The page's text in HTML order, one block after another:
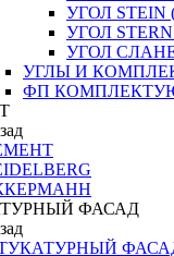
УГОЛ STEIN
УГОЛ STERN
УГОЛ
УГЛЫ И
ФП
ФАСАД